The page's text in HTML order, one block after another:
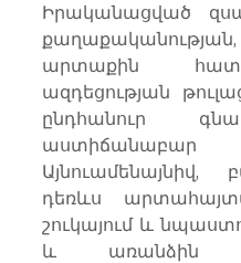
Իրականացված
արտաքին
ազդեցության
ընդհանուր
դեռևս
շուկայում և
և առանձին